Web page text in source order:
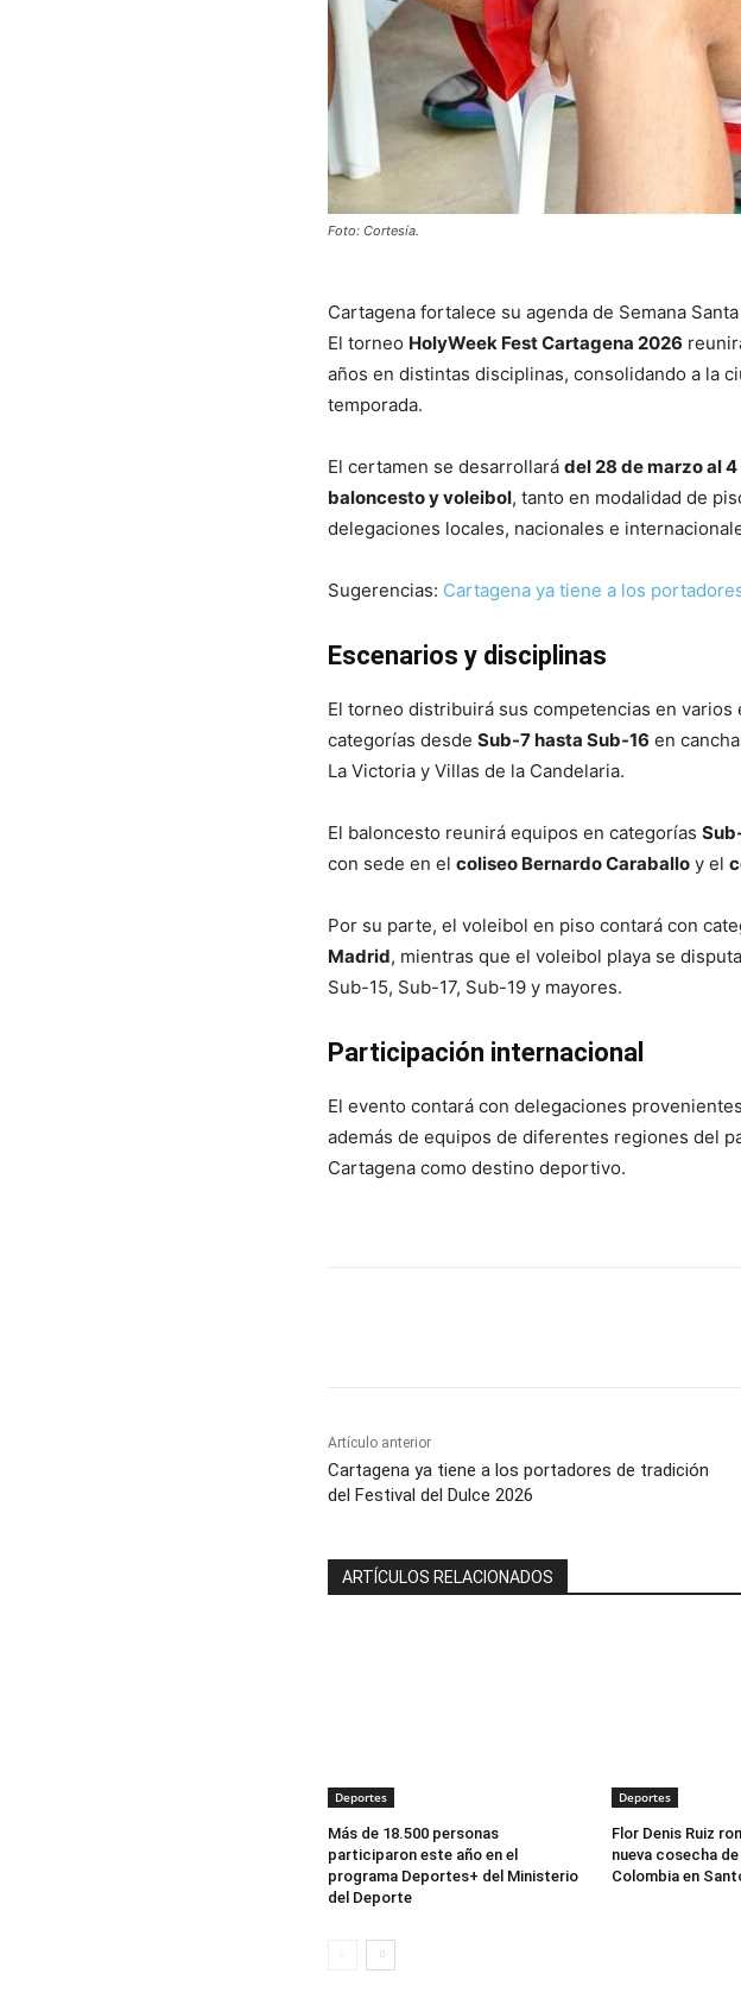
Foto: Cortesía.
Cartagena fortalece su agenda de Semana
El torneo HolyWeek Fest Cartagena 2026
años en distintas disciplinas, consolidando a la
temporada.
El certamen se desarrollará del 28 de marzo al
baloncesto y voleibol, tanto en modalidad de
delegaciones locales, nacionales e
Sugerencias: Cartagena ya tiene a los
Escenarios y disciplinas
El torneo distribuirá sus competencias en
categorías desde Sub-7 hasta Sub-16 en
La Victoria y Villas de la Candelaria.
El baloncesto reunirá equipos en categorías
con sede en el coliseo Bernardo Caraballo y el
Por su parte, el voleibol en piso contará con
Madrid, mientras que el voleibol playa se
Sub-15, Sub-17, Sub-19 y mayores.
Participación internacional
El evento contará con delegaciones
además de equipos de diferentes regiones del
Cartagena como destino deportivo.
Artículo anterior
Cartagena ya tiene a los portadores de tradición
del Festival del Dulce 2026
ARTÍCULOS RELACIONADOS
Deportes
Más de 18.500 personas
participaron este año en el
programa Deportes+ del Ministerio
del Deporte
Deportes
Flor Denis Ruiz
nueva cosecha
Colombia en